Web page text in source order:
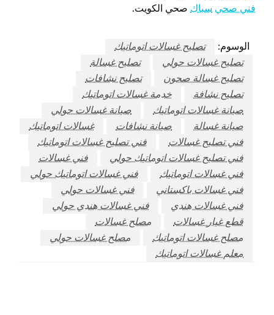
فني صحي سباك صحي الكويت.
الوسوم:
تصليح غسالات اتوماتيك
تصليح غسالات حولي
تصليح غسالة
تصليح غسالة صحون
تصليح نشافات
تصليح نشافة
خدمة غسالات اتوماتيك
صيانة غسالات اتوماتيك
صيانة غسالات حولي
صيانة غسالة
صيانة نشافات
غسالات اتوماتيك
فني تصليح غسالات
فني تصليح غسالات اتوماتيك
فني تصليح غسالات اتوماتيك حولي
فني غسالات
فني غسالات اتوماتيك
فني غسالات اتوماتيك حولي
فني غسالات باكستاني
فني غسالات حولي
فني غسالات هندي
فني غسالات هندي حولي
قطع غيار غسالات
مصلح غسالات
مصلح غسالات اتوماتيك
مصلح غسالات حولي
معلم غسالات اتوماتيك